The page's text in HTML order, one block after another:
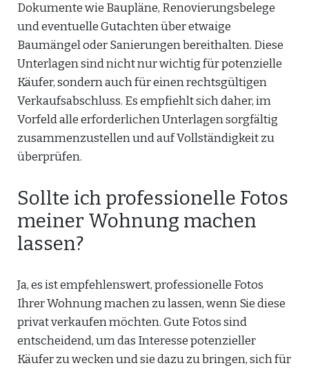
Dokumente wie Baupläne, Renovierungsbelege
und eventuelle Gutachten über etwaige
Baumängel oder Sanierungen bereithalten. Diese
Unterlagen sind nicht nur wichtig für potenzielle
Käufer, sondern auch für einen rechtsgültigen
Verkaufsabschluss. Es empfiehlt sich daher, im
Vorfeld alle erforderlichen Unterlagen sorgfältig
zusammenzustellen und auf Vollständigkeit zu
überprüfen.
Sollte ich professionelle Fotos
meiner Wohnung machen
lassen?
Ja, es ist empfehlenswert, professionelle Fotos
Ihrer Wohnung machen zu lassen, wenn Sie diese
privat verkaufen möchten. Gute Fotos sind
entscheidend, um das Interesse potenzieller
Käufer zu wecken und sie dazu zu bringen, sich für